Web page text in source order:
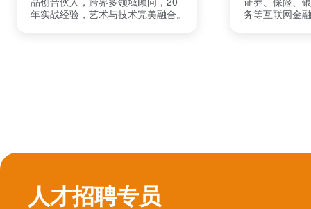
年实战经验，艺术与技术完美融合。
务等互联网金
人才招聘专员